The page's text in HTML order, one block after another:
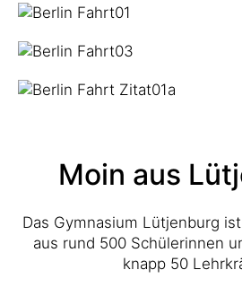
Moin aus
Das Gymnasium Lütjenburg
aus rund 500 Schülerinnen
knapp 50